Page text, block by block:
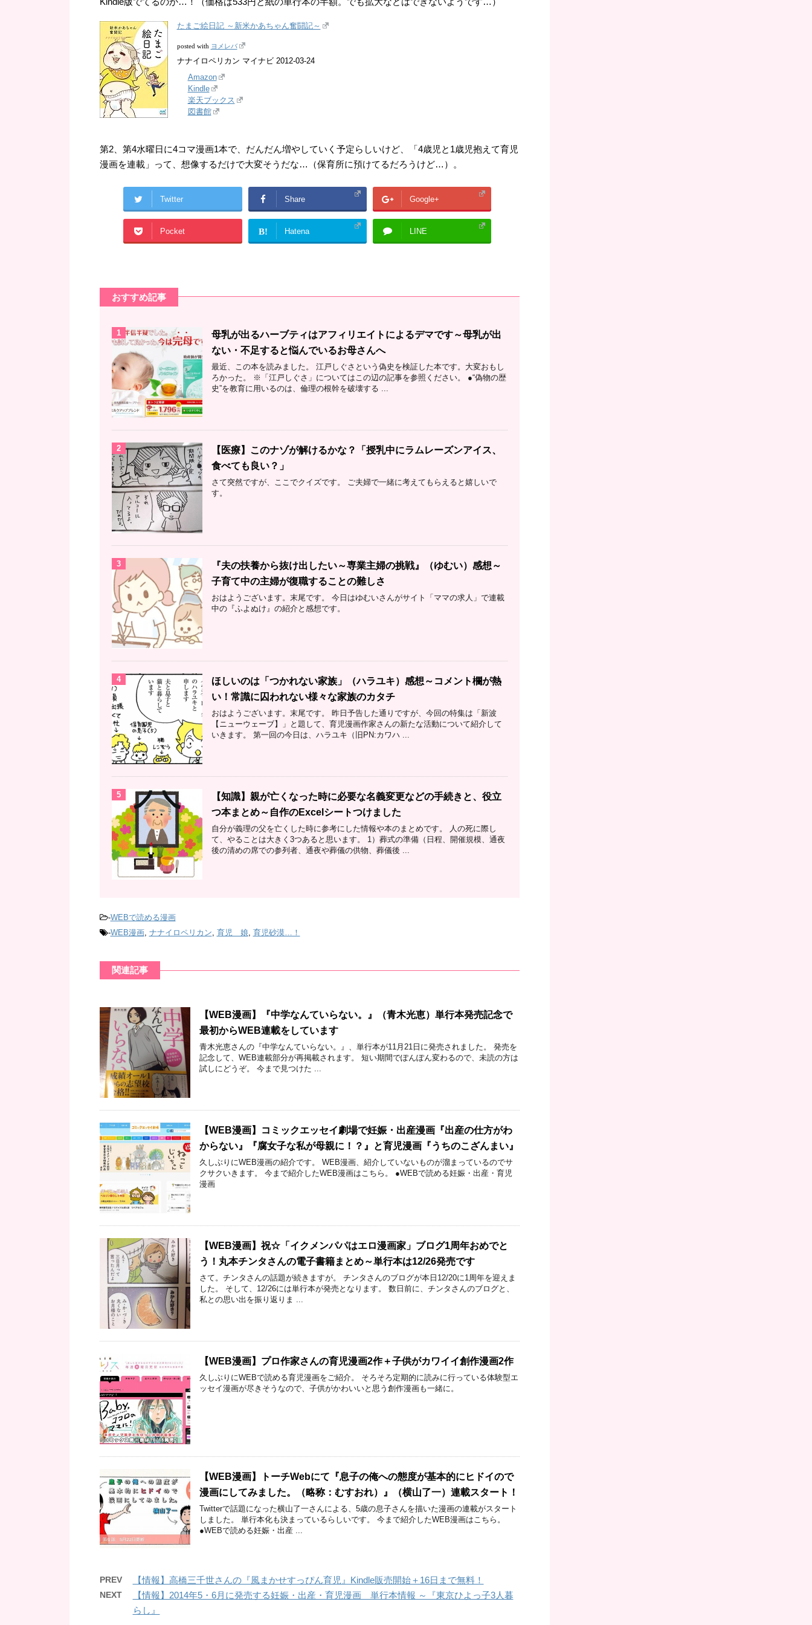
たまご絵日記 ～新米かあちゃん奮闘記～
posted with ヨメレバ
ナナイロペリカン マイナビ 2012-03-24
Amazon
Kindle
楽天ブックス
図書館
第2、第4水曜日に4コマ漫画1本で、だんだん増やしていく予定らしいけど、「4歳児と1歳児抱えて育児
漫画を連載」って、想像するだけで大変そうだな…（保育所に預けてるだろうけど…）。
Twitter Share Google+
Pocket B! Hatena LINE
おすすめ記事
1
母乳が出るハーブティはアフィリエイトによるデマです～母乳が出
ない・不足すると悩んでいるお母さんへ
最近、この本を読みました。 江戸しぐさという偽史を検証した本です。大変おもし
ろかった。 ※「江戸しぐさ」についてはこの辺の記事を参照ください。 ●“偽物の歴
史”を教育に用いるのは、倫理の根幹を破壊する ...
2
【医療】このナゾが解けるかな？「授乳中にラムレーズンアイス、
食べても良い？」
さて突然ですが、ここでクイズです。 ご夫婦で一緒に考えてもらえると嬉しいで
す。
3
『夫の扶養から抜け出したい～専業主婦の挑戦』（ゆむい）感想～
子育て中の主婦が復職することの難しさ
おはようございます。末尾です。 今日はゆむいさんがサイト「ママの求人」で連載
中の『ふよぬけ』の紹介と感想です。
4
ほしいのは「つかれない家族」（ハラユキ）感想～コメント欄が熱
い！常識に囚われない様々な家族のカタチ
おはようございます。末尾です。 昨日予告した通りですが、今回の特集は「新波
【ニューウェーブ】」と題して、育児漫画作家さんの新たな活動について紹介して
いきます。 第一回の今日は、ハラユキ（旧PN:カワハ ...
5
【知識】親が亡くなった時に必要な名義変更などの手続きと、役立
つ本まとめ～自作のExcelシートつけました
自分が義理の父を亡くした時に参考にした情報や本のまとめです。 人の死に際し
て、やることは大きく3つあると思います。 1）葬式の準備（日程、開催規模、通夜
後の清めの席での参列者、通夜や葬儀の供物、葬儀後 ...
-WEBで読める漫画
-WEB漫画, ナナイロペリカン, 育児 娘, 育児砂漠…！
関連記事
【WEB漫画】『中学なんていらない。』（青木光恵）単行本発売記念で
最初からWEB連載をしています
青木光恵さんの『中学なんていらない。』、単行本が11月21日に発売されました。 発売を
記念して、WEB連載部分が再掲載されます。 短い期間でぽんぽん変わるので、未読の方は
試しにどうぞ。 今まで見つけた ...
【WEB漫画】コミックエッセイ劇場で妊娠・出産漫画『出産の仕方がわ
からない』『腐女子な私が母親に！？』と育児漫画『うちのこざんまい』
久しぶりにWEB漫画の紹介です。 WEB漫画、紹介していないものが溜まっているのでサ
クサクいきます。 今まで紹介したWEB漫画はこちら。 ●WEBで読める妊娠・出産・育児
漫画
【WEB漫画】祝☆「イクメンパパはエロ漫画家」ブログ1周年おめでと
う！丸本チンタさんの電子書籍まとめ～単行本は12/26発売です
さて。チンタさんの話題が続きますが。 チンタさんのブログが本日12/20に1周年を迎えま
した。 そして、12/26には単行本が発売となります。 数日前に、チンタさんのブログと、
私との思い出を振り返りま ...
【WEB漫画】プロ作家さんの育児漫画2作＋子供がカワイイ創作漫画2作
久しぶりにWEBで読める育児漫画をご紹介。 そろそろ定期的に読みに行っている体験型エ
ッセイ漫画が尽きそうなので、子供がかわいいと思う創作漫画も一緒に。
【WEB漫画】トーチWebにて『息子の俺への態度が基本的にヒドイので
漫画にしてみました。（略称：むすおれ）』（横山了一）連載スタート！
Twitterで話題になった横山了一さんによる、5歳の息子さんを描いた漫画の連載がスタート
しました。 単行本化も決まっているらしいです。 今まで紹介したWEB漫画はこちら。
●WEBで読める妊娠・出産 ...
PREV 【情報】高橋三千世さんの『風まかせすっぴん育児』Kindle販売開始＋16日まで無料！
NEXT
【情報】2014年5・6月に発売する妊娠・出産・育児漫画 単行本情報 ～『東京ひよっ子3人暮
らし』